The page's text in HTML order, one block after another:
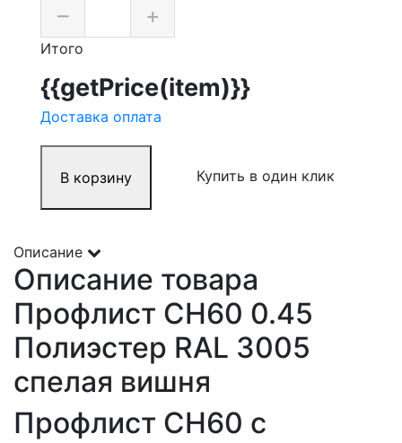
– +
Итого
{{getPrice(item)}}
Доставка оплата
В корзину Купить в один клик
Описание
Описание товара
Профлист СН60 0.45
Полиэстер RAL 3005
спелая вишня
Профлист СН60 с